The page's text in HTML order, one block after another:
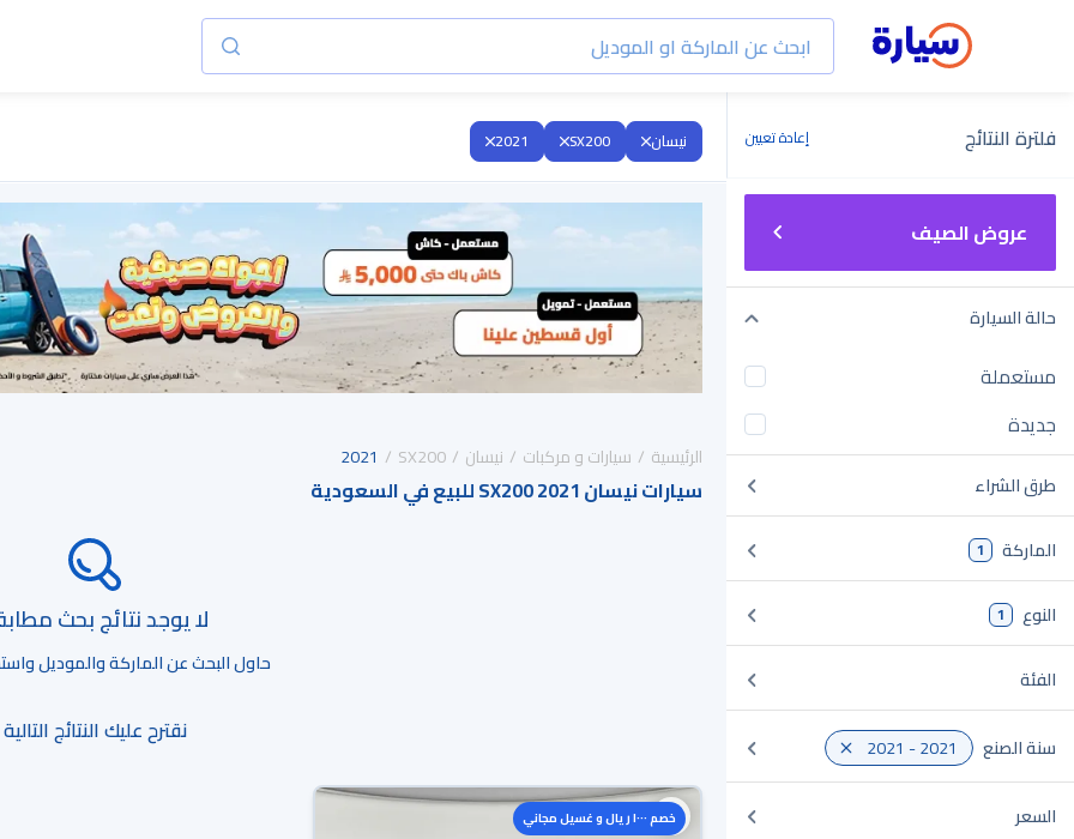
فلترة النتائج إعادة تعيين
عروض الصيف
حالة السيارة
مستعملة
جديدة
طرق الشراء
الماركة 1
النوع 1
الفئة
سنة الصنع 2021 - 2021
السعر
نيسان SX200
2021
الرئيسية سيارات و مركبات نيسان SX200
2021
سيارات نيسان SX200 2021 للبيع في السعودية
لا يوجد نتائج بحث
حاول البحث عن الماركة والموديل
نقترح عليك النتائج التالية
خصم ١٠٠٠ ريال و غسيل مجاني